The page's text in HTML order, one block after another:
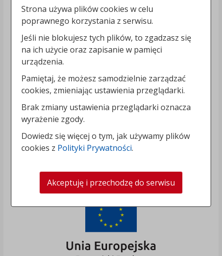
Strona używa plików cookies w celu
poprawnego korzystania z serwisu.
Jeśli nie blokujesz tych plików, to zgadzasz się
na ich użycie oraz zapisanie w pamięci
urządzenia.
Pamiętaj, że możesz samodzielnie zarządzać
cookies, zmieniając ustawienia przeglądarki.
Brak zmiany ustawienia przeglądarki oznacza
wyrażenie zgody.
Dowiedz się więcej o tym, jak używamy plików
cookies z Polityki Prywatności.
Akceptuję i przechodzę do serwisu